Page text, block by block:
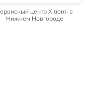
центр Xiaomi в
Нижнем Новгороде